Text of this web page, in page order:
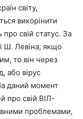
світу,
викорінити
свій статус. За
Ш. Левіна, якщо
то він через
або вірус
даний момент
про свій ВІЛ-
проблемами,